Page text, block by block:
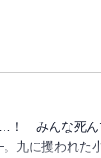
…！ みんな死
九に攫われた